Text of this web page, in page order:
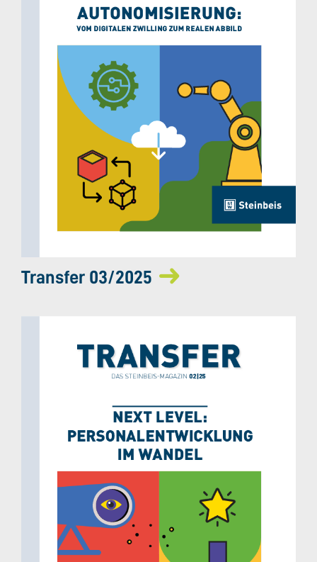
Transfer 03/2025